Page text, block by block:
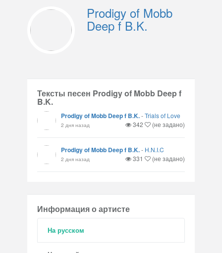
Prodigy of Mobb
Deep f B.K.
Тексты песен Prodigy of Mobb Deep f
B.K.
Prodigy of Mobb Deep f B.K.-Trials of Love
2 дня назад 342 (не задано)
Prodigy of Mobb Deep f B.K.- H.N.I.C
2 дня назад 331 (не задано)
Информация о артисте
На русском